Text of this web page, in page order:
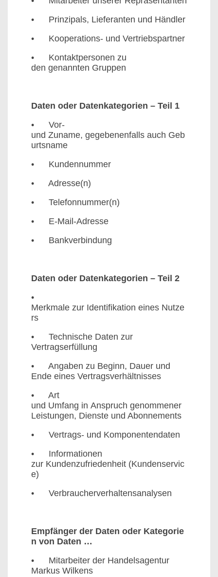
• Prinzipals, Lieferanten und Händler
• Kooperations- und Vertriebspartner
• Kontaktpersonen zu
den genannten Gruppen
Daten oder Datenkategorien – Teil 1
• Vor-
und Zuname, gegebenenfalls auch Geb
urtsname
• Kundennummer
• Adresse(n)
• Telefonnummer(n)
• E-Mail-Adresse
• Bankverbindung
Daten oder Datenkategorien – Teil 2
•
Merkmale zur Identifikation eines Nutze
rs
• Technische Daten zur
Vertragserfüllung
• Angaben zu Beginn, Dauer und
Ende eines Vertragsverhältnisses
• Art
und Umfang in Anspruch genommener
Leistungen, Dienste und Abonnements
• Vertrags- und Komponentendaten
• Informationen
zur Kundenzufriedenheit (Kundenservic
e)
• Verbraucherverhaltensanalysen
Empfänger der Daten oder Kategorie
n von Daten …
• Mitarbeiter der Handelsagentur
Markus Wilkens